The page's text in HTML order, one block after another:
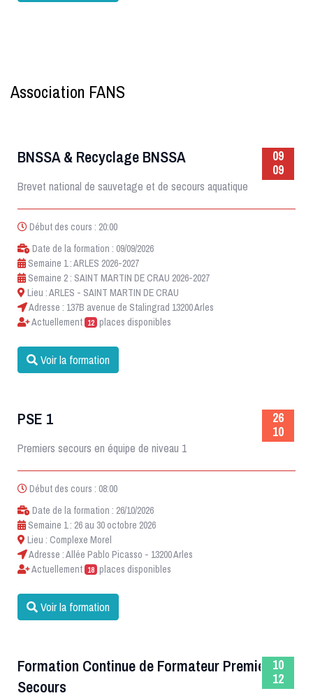
Association FANS
09
09
BNSSA & Recyclage BNSSA
Brevet national de sauvetage et de secours aquatique
Début des cours : 20:00
Date de la formation : 09/09/2026
Semaine 1 : ARLES 2026-2027
Semaine 2 : SAINT MARTIN DE CRAU 2026-2027
Lieu : ARLES - SAINT MARTIN DE CRAU
Adresse : 137B avenue de Stalingrad 13200 Arles
Actuellement 12 places disponibles
Voir la formation
26
10
PSE 1
Premiers secours en équipe de niveau 1
Début des cours : 08:00
Date de la formation : 26/10/2026
Semaine 1 : 26 au 30 octobre 2026
Lieu : Complexe Morel
Adresse : Allée Pablo Picasso - 13200 Arles
Actuellement 18 places disponibles
Voir la formation
10
12
Formation Continue de Formateur Premiers
Secours